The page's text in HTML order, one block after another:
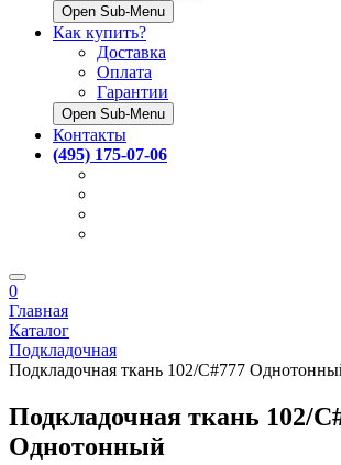
Open Sub-Menu
Как купить?
Доставка
Оплата
Гарантии
Open Sub-Menu
Контакты
(495) 175-07-06
0
Главная
Каталог
Подкладочная
Подкладочная ткань 102/C#777
Подкладочная ткань 102/
Однотонный